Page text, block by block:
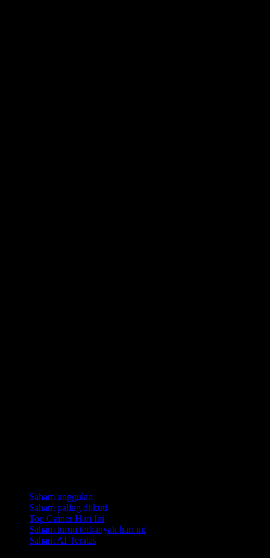
Saham unggulan
Saham paling diikuti
Top Gainer Hari Ini
Saham turun terbanyak hari ini
Saham AI Teratas